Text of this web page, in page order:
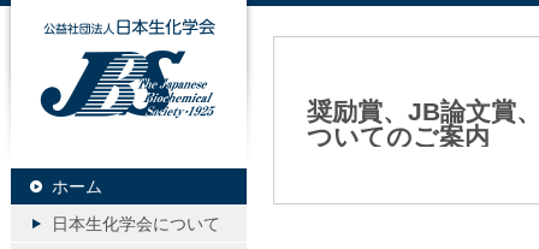
奨励賞、JB論文賞
ついてのご案内
公益社団法人日本生化学会
ホーム
日本生化学会について